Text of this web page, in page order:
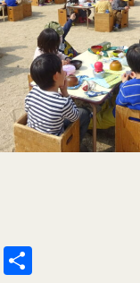
Line